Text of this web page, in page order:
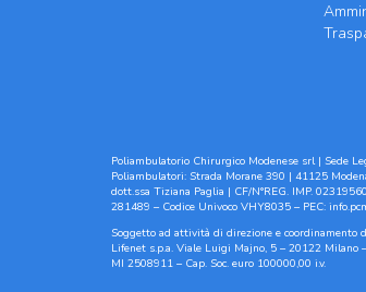
Poliambulatorio Chirurgico Modenese srl | Sede
Poliambulatori: Strada Morane 390 | 41125
dott.ssa Tiziana Paglia | CF/N°REG. IMP.
281489 – Codice Univoco VHY8035 – PEC:
Soggetto ad attività di direzione e coordinamento
Lifenet s.p.a. Viale Luigi Majno, 5 – 20122 Milano
MI 2508911 – Cap. Soc. euro 100000,00 i.v.